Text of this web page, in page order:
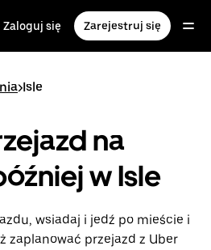
Zaloguj się Zarejestruj się
>Isle
na
w Isle
wsiadaj i jedź po mieście i
zaplanować przejazd z Uber